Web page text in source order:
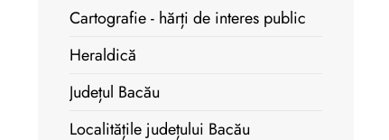
Cartografie - hărți de interes public
Heraldică
Județul Bacău
Localitățile județului Bacău